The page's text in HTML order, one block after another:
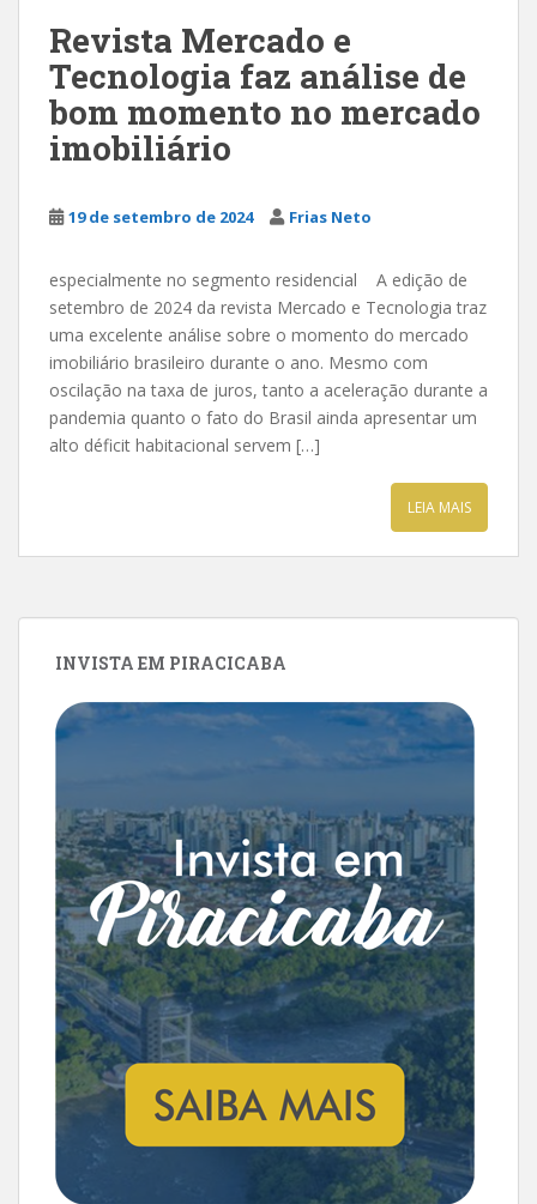
Revista Mercado e
Tecnologia faz análise de
bom momento no mercado
imobiliário
19 de setembro de 2024 Frias Neto
especialmente no segmento residencial A edição de
setembro de 2024 da revista Mercado e Tecnologia traz
uma excelente análise sobre o momento do mercado
imobiliário brasileiro durante o ano. Mesmo com
oscilação na taxa de juros, tanto a aceleração durante a
pandemia quanto o fato do Brasil ainda apresentar um
alto déficit habitacional servem […]
LEIA MAIS
INVISTA EM PIRACICABA